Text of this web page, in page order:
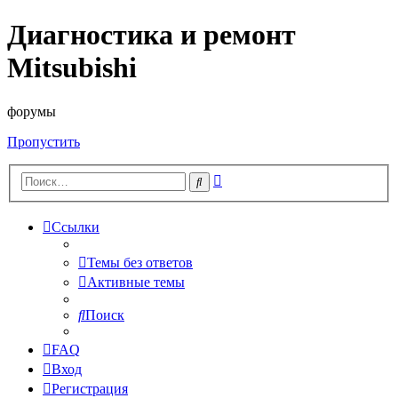
Диагностика и ремонт
Mitsubishi
форумы
Пропустить
Поиск
Ссылки
Темы без ответов
Активные темы
Поиск
FAQ
Вход
Регистрация